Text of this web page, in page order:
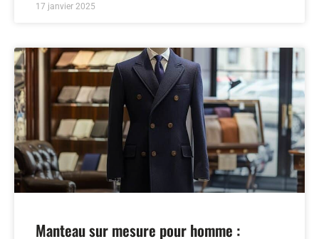
17 janvier 2025
Manteau sur mesure pour homme :